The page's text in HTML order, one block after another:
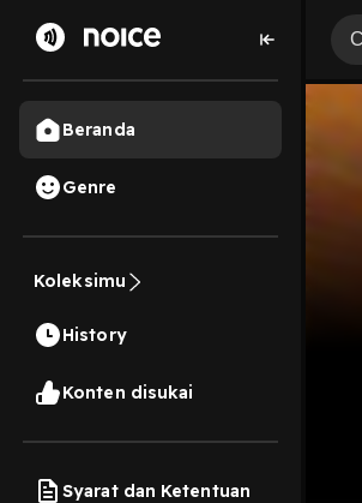
Beranda
Genre
Koleksimu
History
Konten disukai
Syarat dan Ketentuan